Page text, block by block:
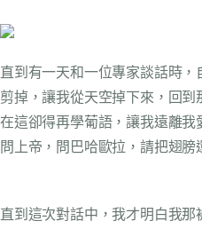
直到有一天和一位專家談話時
剪掉，讓我從天空掉下來，回
在這卻得再學葡語，讓我遠離
問上帝，問巴哈歐拉，請把翅膀
直到這次對話中，我才明白我